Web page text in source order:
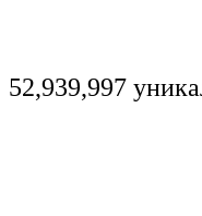
52,939,997